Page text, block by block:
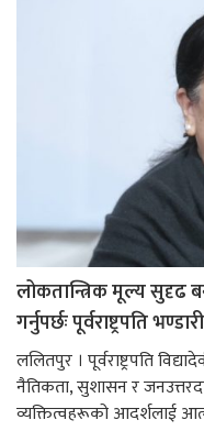
लोकतान्त्रिक मूल्य सुदृढ
गर्नुपर्छः पूर्वराष्ट्रपति भण्डारी
ललितपुर । पूर्वराष्ट्रपति
नैतिकता, सुशासन र
व्यक्तित्वहरूको आदर्शलाई